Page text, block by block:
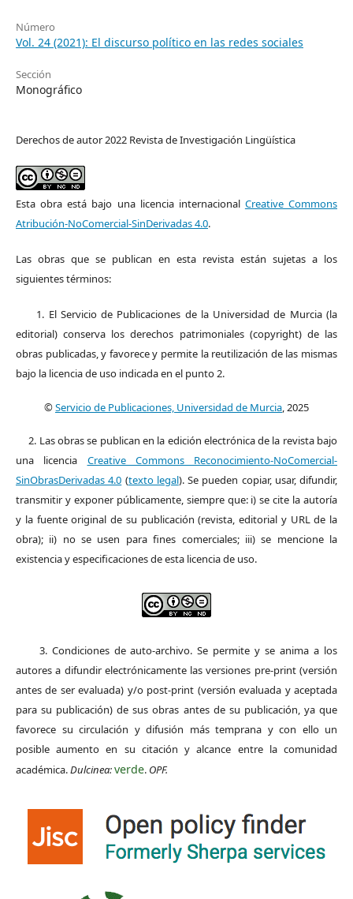
Número
Vol. 24 (2021): El discurso político en las redes sociales
Sección
Monográfico
Derechos de autor 2022 Revista de Investigación Lingüística
Esta obra está bajo una licencia internacional Creative Commons
Atribución-NoComercial-SinDerivadas 4.0.
Las obras que se publican en esta revista están sujetas a los
siguientes términos:
1. El Servicio de Publicaciones de la Universidad de Murcia (la
editorial) conserva los derechos patrimoniales (copyright) de las
obras publicadas, y favorece y permite la reutilización de las mismas
bajo la licencia de uso indicada en el punto 2.
©Servicio de Publicaciones, Universidad de Murcia , 2025
2. Las obras se publican en la edición electrónica de la revista bajo
una licencia Creative Commons Reconocimiento-NoComercial-
SinObrasDerivadas 4.0 (texto legal). Se pueden copiar, usar, difundir,
transmitir y exponer públicamente, siempre que: i) se cite la autoría
y la fuente original de su publicación (revista, editorial y URL de la
obra); ii) no se usen para fines comerciales; iii) se mencione la
existencia y especificaciones de esta licencia de uso.
3. Condiciones de auto-archivo. Se permite y se anima a los
autores a difundir electrónicamente las versiones pre-print (versión
antes de ser evaluada) y/o post-print (versión evaluada y aceptada
para su publicación) de sus obras antes de su publicación, ya que
favorece su circulación y difusión más temprana y con ello un
posible aumento en su citación y alcance entre la comunidad
académica.Dulcinea:verde. OPF.